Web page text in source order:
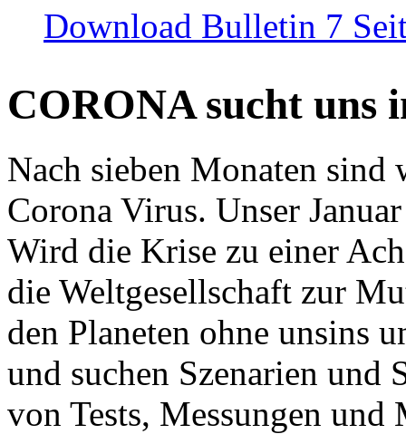
Download Bulletin 7
CORONA sucht uns
Nach sieben Monaten
Corona Virus. Unser
Wird die Krise zu einer
die Weltgesellschaft zur
den Planeten ohne unsins
und suchen Szenarien und
von Tests, Messungen und